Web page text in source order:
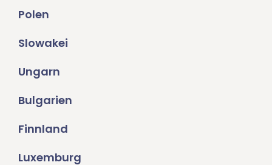
Polen
Slowakei
Ungarn
Bulgarien
Finnland
Luxemburg